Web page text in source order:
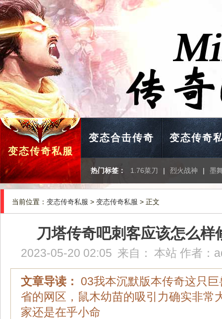
变态传奇私服
变态合击传奇 变态传奇
热门标签： 1.76菜刀 | 烈火战神 | 墨
当前位置： 变态传奇私服 > 变态传奇私服 > 正文
刀塔传奇吧刺客应该怎么样
2023-05-20 02:05 来自： 本站 作者：
文章导读：
03我本沉默版本传奇这只
省的网区，鼠木幼苗的吸引力确实非常
家还是在乎小命